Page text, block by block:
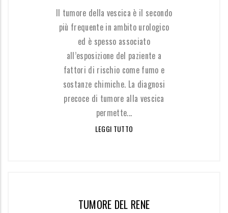
Il tumore della vescica è il secondo
più frequente in ambito urologico
ed è spesso associato
all’esposizione del paziente a
fattori di rischio come fumo e
sostanze chimiche. La diagnosi
precoce di tumore alla vescica
permette...
LEGGI TUTTO
TUMORE DEL RENE